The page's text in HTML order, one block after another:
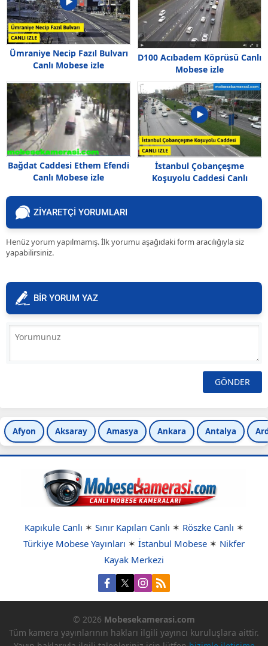
Ümraniye Necip Fazıl Bulvarı
Canlı Mobese izle
D100 Acıbadem Köprüsü Canlı
Mobese izle
Bağdat Caddesi Ethem Efendi
Canlı Mobese izle
İstanbul Çobançeşme
Koşuyolu Caddesi Canlı
ZİYARETÇİ YORUMLARI
Henüz yorum yapılmamış. İlk yorumu aşağıdaki form aracılığıyla siz
yapabilirsiniz.
BİR YORUM YAZ
Afyon Aksaray Amasya Ankara Antalya
Kapıkule Canlı ✶ Sınır Kapıları Canlı ✶ Röszke Canlı ✶
Türkiye Mobese Yayınları ✶ İstanbul Mobese ✶ Nikfer
Kayak Merkezi
© 2026 Mobesekamerasi.com
Tüm kamera yayınlarının hakları ilgili yayıncı kuruluşlara aittir.